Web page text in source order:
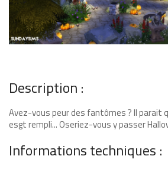
Description :
Avez-vous peur des fantômes ? Il parait
esgt rempli... Oseriez-vous y passer
Informations techniques :